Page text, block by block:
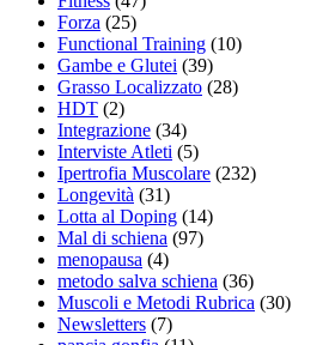
Forza (25)
Functional Training (10)
Gambe e Glutei (39)
Grasso Localizzato (28)
HDT (2)
Integrazione (34)
Interviste Atleti (5)
Ipertrofia Muscolare (232)
Longevità (31)
Lotta al Doping (14)
Mal di schiena (97)
menopausa (4)
metodo salva schiena (36)
Muscoli e Metodi Rubrica (30)
Newsletters (7)